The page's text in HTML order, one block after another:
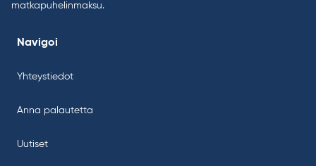
matkapuhelinmaksu.
Navigoi
Yhteystiedot
Anna palautetta
Uutiset